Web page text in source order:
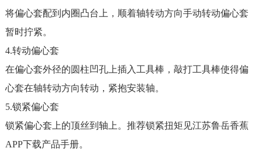
将偏心套配到内圈凸台上，顺着轴转动方向手动转动偏心套
暂时拧紧。
4.转动偏心套
在偏心套外径的圆柱凹孔上插入工具棒，敲打工具棒使得偏
心套在轴转动方向转动，紧抱安装轴。
5.锁紧偏心套
锁紧偏心套上的顶丝到轴上。推荐锁紧扭矩见江苏鲁岳香蕉
APP下载产品手册。